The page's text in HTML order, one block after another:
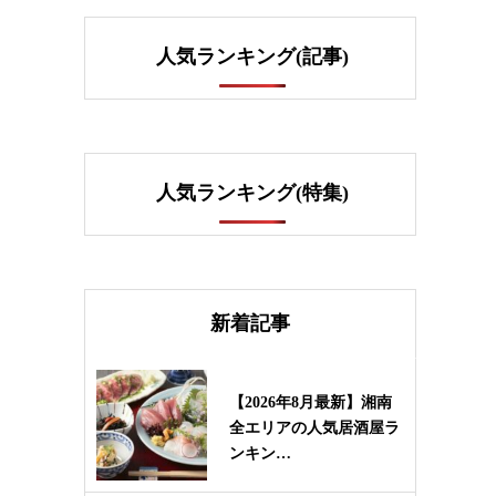
人気ランキング(記事)
人気ランキング(特集)
新着記事
【2026年8月最新】湘南
全エリアの人気居酒屋ラ
ンキン…